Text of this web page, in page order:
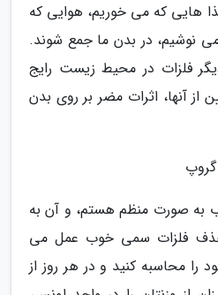
هایی که می خوریم، هوایی که
نوشیم، در بدن ما جمع شوند.
فلزات در محیط زیست رایج
آنها، اثرات مضر بر روی بدن
به صورت منظم هستم، و آن به
حذف فلزات سمی خوب عمل می
را محاسبه کنید و در هر روز از